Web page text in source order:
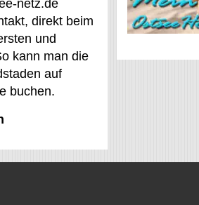
netz.de
direkt beim
und
kann man die
auf
buchen.